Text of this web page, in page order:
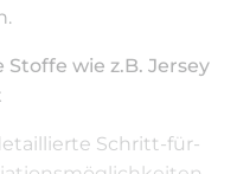
wie z.B. Jersey
Schritt-für-